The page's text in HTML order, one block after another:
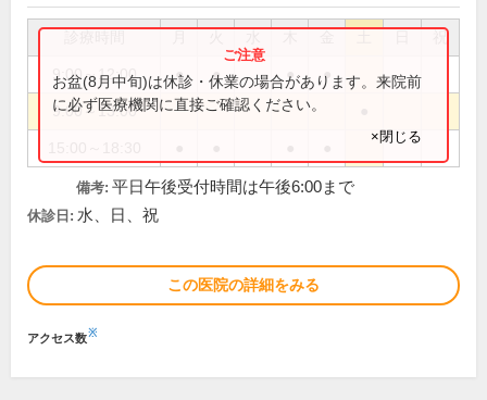
祝
9:00～12:00 ● ● ● ●
9:00～13:00
お盆(8月中旬)は休診・休業の場合があります。来院前
に必ず医療機関に直接ご確認ください。
×閉じる
備考: 平日午後受付時間は午後6:00まで
休診日: 水、日、祝
この医院の詳細をみる
アクセス数※